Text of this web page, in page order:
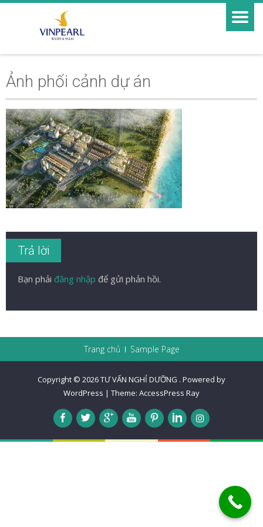
Ảnh phối cảnh dự án
Trả lời
Bạn phải đăng nhập để gửi phản hồi.
Trang chủ Sample Page
Copyright © 2026TƯ VẤN NGHỈ DƯỠNG . Powered by
WordPress | Theme: AccessPress Ray